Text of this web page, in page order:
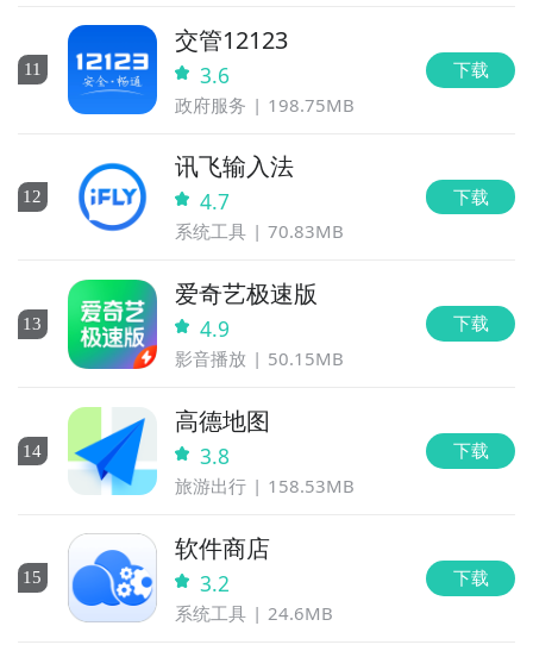
11
交管12123
3.6
政府服务 198.75MB
下载
12
讯飞输入法
4.7
系统工具 70.83MB
下载
13
爱奇艺极速版
4.9
影音播放 50.15MB
下载
14
高德地图
3.8
旅游出行 158.53MB
下载
15
软件商店
3.2
系统工具 24.6MB
下载